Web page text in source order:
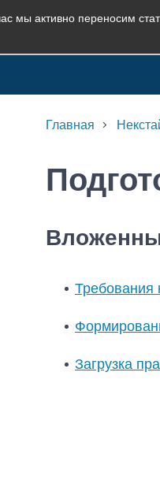
мы активно переносим
Главная
Требования
Загрузка